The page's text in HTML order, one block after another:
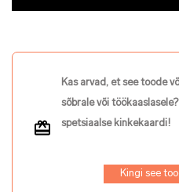
Kas arvad, et see toode
sõbrale või
spetsiaalse kinkekaardi!
Kingi see